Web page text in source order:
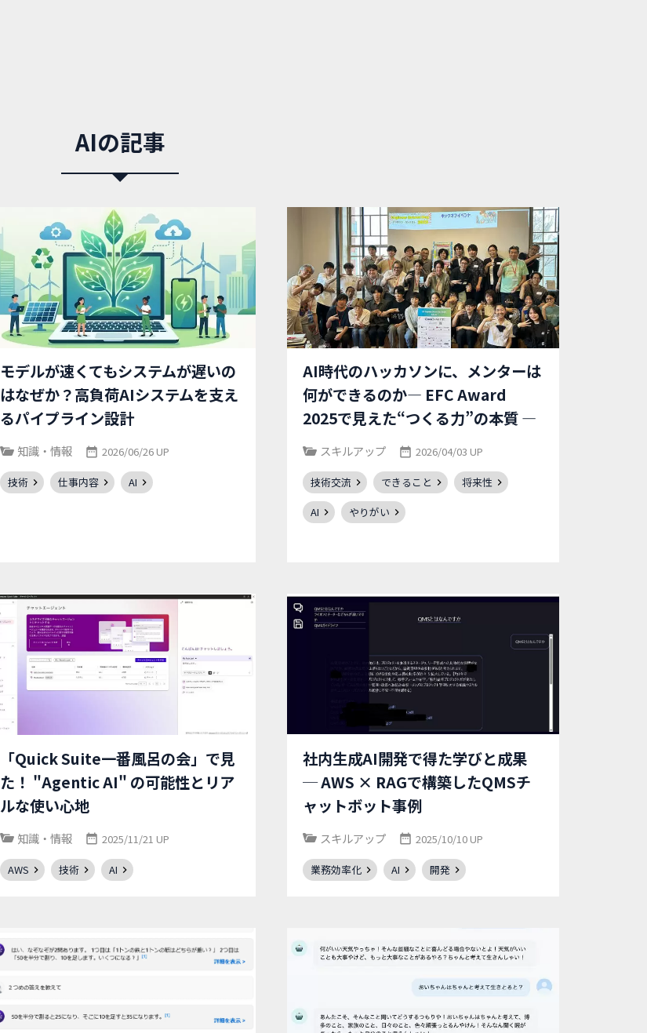
AIの記事
モデルが速くてもシステムが遅いの
はなぜか？高負荷AIシステムを支え
るパイプライン設計
知識・情報 2026/06/26 UP
技術 仕事内容 AI
AI時代のハッカソンに、メンターは
何ができるのか― EFC Award
2025で見えた“つくる力”の本質 ―
スキルアップ 2026/04/03 UP
技術交流 できること
将来性
AI
やりがい
「Quick Suite一番風呂の会」で見
た！ "Agentic AI" の可能性とリア
ルな使い心地
知識・情報 2025/11/21 UP
AWS 技術 AI
社内生成AI開発で得た学びと成果
─ AWS × RAGで構築したQMSチ
ャットボット事例
スキルアップ 2025/10/10 UP
業務効率化 AI 開発